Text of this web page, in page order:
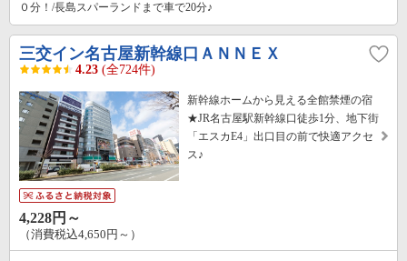
０分！/長島スパーランドまで車で20分♪
三交イン名古屋新幹線口ＡＮＮＥＸ
4.23 (全724件)
新幹線ホームから見える全館禁煙の宿
★JR名古屋駅新幹線口徒歩1分、地下街
「エスカE4」出口目の前で快適アクセ
ス♪
4,228円～
（消費税込4,650円～）